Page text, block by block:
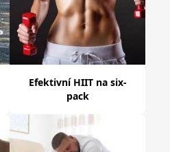
Efektivní HIIT na six-
pack